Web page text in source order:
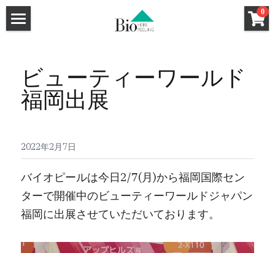
0
ハーブピーリング
ハーブピーリングHow To
強炭酸ガスパック
炭酸小顔メソット認定講座
和漢ハーブフォーミングウォッシュ
和漢ハーブクレンジング
導入サロン一覧
特薦サロン
Bio Peel特薦サロン
HANAHANA by DAHLIA（福岡）
Bio Peel特薦サロン
Bio Peel講師
Co2パック新規お取引ページ
ビューティーワールド
福岡出展
2022年2月7日
バイオピールは今日2/7(月)から福岡国際セン
ターで開催中のビューティーワールドジャパン
福岡に出展させていただいております。
×
ストアカテゴリー
洗顔料
サロン導入キット
ハーブピーリング
和漢ハーブCo2パック